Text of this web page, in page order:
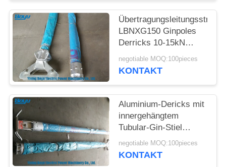
LBNXG150 Ginpoles
Derricks 10-15kN
Vertikale Belastung
negotiable MOQ:100pieces
KONTAKT
Aluminium-Dericks mit
innergehängtem
Tubular-Gin-Stiel
Sicherheitsfaktor 2,5K
negotiable MOQ:100pieces
KONTAKT